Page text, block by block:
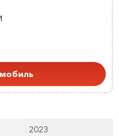
2023